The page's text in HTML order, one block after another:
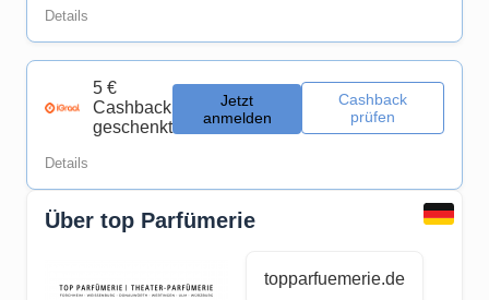
Details
5 €
Cashback
geschenkt
Jetzt
anmelden
Cashback
prüfen
Details
Über top Parfümerie
topparfuemerie.de